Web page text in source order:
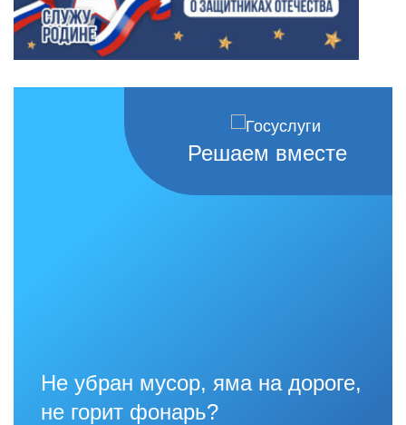
Решаем вместе
Не убран мусор, яма на дороге,
не горит фонарь?